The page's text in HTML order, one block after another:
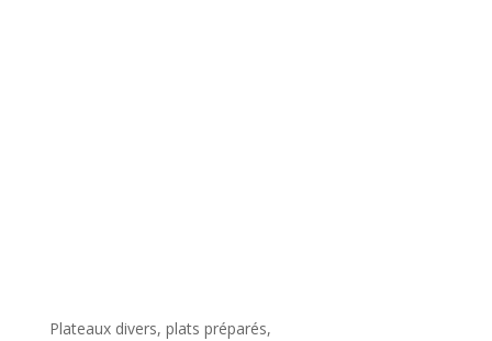
Plateaux divers, plats préparés,